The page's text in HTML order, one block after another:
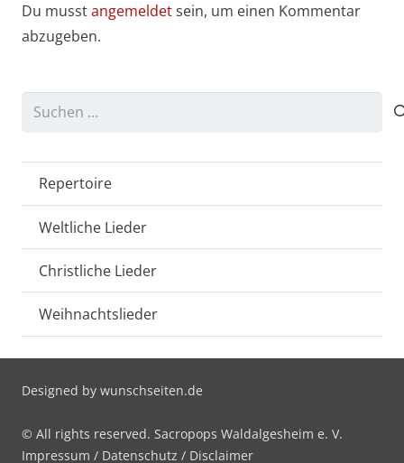
Du musstangemeldetsein, um einen Kommentar
abzugeben.
Suchen
Repertoire
Weltliche Lieder
Christliche Lieder
Weihnachtslieder
Designed by wunschseiten.de
© All rights reserved. Sacropops Waldalgesheim e. V.
Impressum / Datenschutz / Disclaimer